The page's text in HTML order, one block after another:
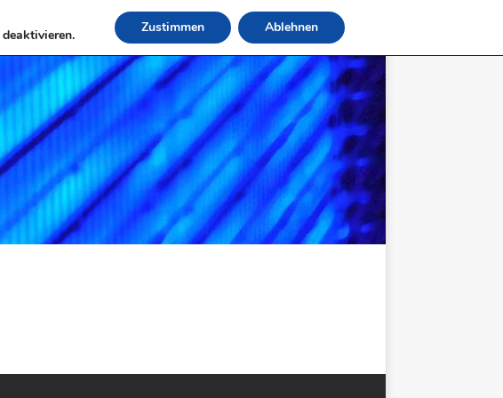
deaktivieren. Zustimmen Ablehnen